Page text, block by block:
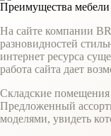
Преимущества
На сайте компании
разновидностей
интернет ресурса
работа сайта дает
Складские
Предложенный
моделями, увидеть